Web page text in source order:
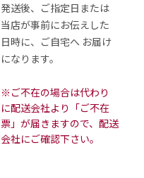
発送後、ご指定日または
当店が事前にお伝えした
日時に、ご自宅へ お届け
になります。
※ご不在の場合は代わり
に配送会社より「ご不在
票」が届きますので、配送
会社にご確認下さい。